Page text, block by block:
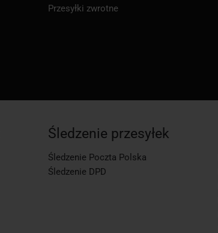
Przesyłki zwrotne
Śledzenie przesyłek
Śledzenie Poczta Polska
Śledzenie DPD